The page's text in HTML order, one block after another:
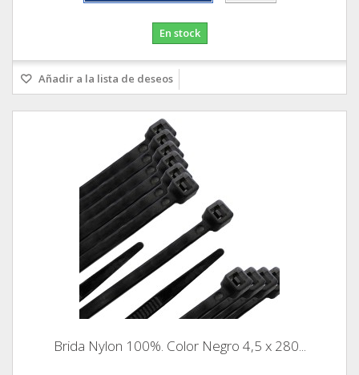
En stock
Añadir a la lista de deseos
Brida Nylon 100%. Color Negro 4,5 x 280...